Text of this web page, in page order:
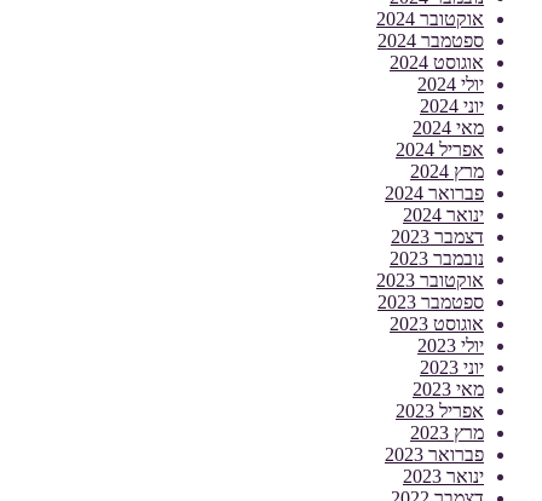
אוקטובר 2024
ספטמבר 2024
אוגוסט 2024
יולי 2024
יוני 2024
מאי 2024
אפריל 2024
מרץ 2024
פברואר 2024
ינואר 2024
דצמבר 2023
נובמבר 2023
אוקטובר 2023
ספטמבר 2023
אוגוסט 2023
יולי 2023
יוני 2023
מאי 2023
אפריל 2023
מרץ 2023
פברואר 2023
ינואר 2023